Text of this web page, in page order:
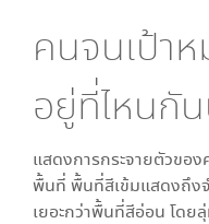
คนจนเป้า
อยู่ที่ไหนกั
แสดงการกระจายตัวขอ
พื้นที่ พื้นที่สีเข้มแสดงถึง
เยอะกว่าพื้นที่สีอ่อน โดย